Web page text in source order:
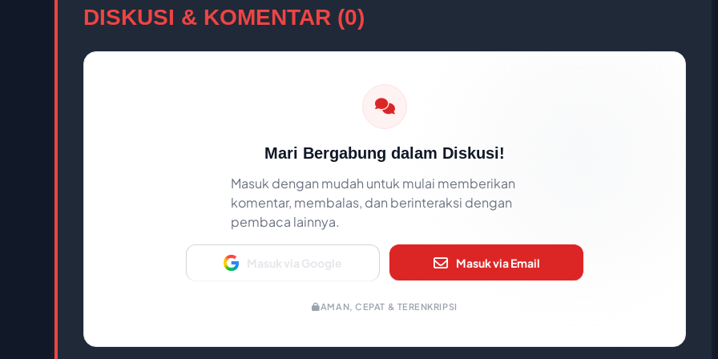
DISKUSI & KOMENTAR (0)
Mari Bergabung dalam Diskusi!
Masuk dengan mudah untuk mulai memberikan
komentar, membalas, dan berinteraksi dengan
pembaca lainnya.
Masuk via Google Masuk via Email
AMAN, CEPAT & TERENKRIPSI